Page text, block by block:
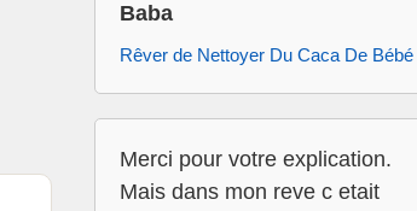
Baba
Rêver de Nettoyer Du Caca De Bébé
Merci pour votre explication.
Mais dans mon reve c etait